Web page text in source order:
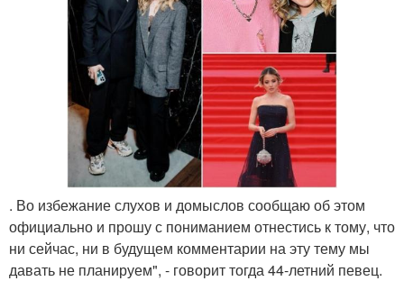
. Во избежание слухов и домыслов сообщаю об этом
официально и прошу с пониманием отнестись к тому, что
ни сейчас, ни в будущем комментарии на эту тему мы
давать не планируем", - говорит тогда 44-летний певец.